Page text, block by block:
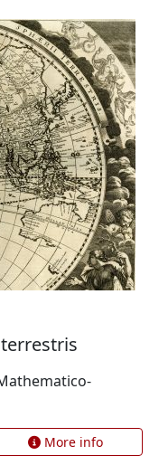
More info